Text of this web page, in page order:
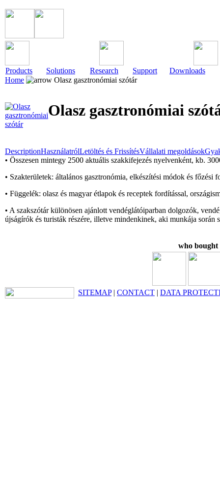
Products Solutions Research Support
Downloads
Home
Olasz gasztronómiai szótár
Olasz gasztronómiai
DescriptionHasználatrólLetöltés és FrissítésVállalati megoldások
• Összesen mintegy 2500 aktuális szakkifejezés nyelvenként, kb.
• Szakterületek: általános gasztronómia, elkészítési módok és
• Függelék: olasz és magyar étlapok és receptek fordítással,
• A szakszótár különösen ajánlott vendéglátóiparban dolgozók,
újságírók és turisták részére, illetve mindenkinek, aki munkája
who bought
SITEMAP| CONTACT | DATA